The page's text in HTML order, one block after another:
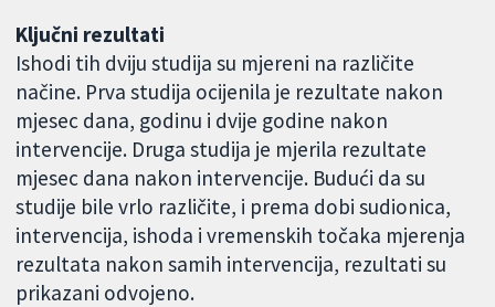
Ključni rezultati
Ishodi tih dviju studija su mjereni na različite
načine. Prva studija ocijenila je rezultate nakon
mjesec dana, godinu i dvije godine nakon
intervencije. Druga studija je mjerila rezultate
mjesec dana nakon intervencije. Budući da su
studije bile vrlo različite, i prema dobi sudionica,
intervencija, ishoda i vremenskih točaka mjerenja
rezultata nakon samih intervencija, rezultati su
prikazani odvojeno.